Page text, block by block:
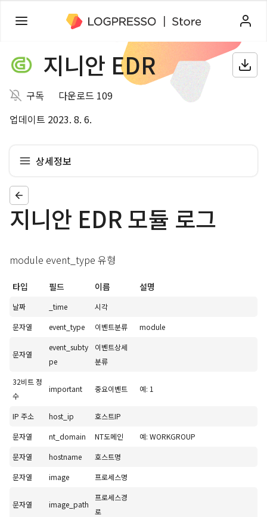
지니안 EDR
구독
다운로드 109
업데이트 2023. 8. 6.
상세정보
지니안 EDR 모듈 로그
module event_type 유형
타입 필드 이름 설명
날짜 _time
시각
문자열
event_type 이벤트분류 module
문자열
event_subty
pe
이벤트상세
분류
32비트 정
수
important 중요이벤트 예: 1
IP 주소 host_ip
호스트IP
문자열
nt_domain NT도메인
예: WORKGROUP
문자열
hostname
호스트명
문자열
image 프로세스명
문자열 image_path
프로세스경
로